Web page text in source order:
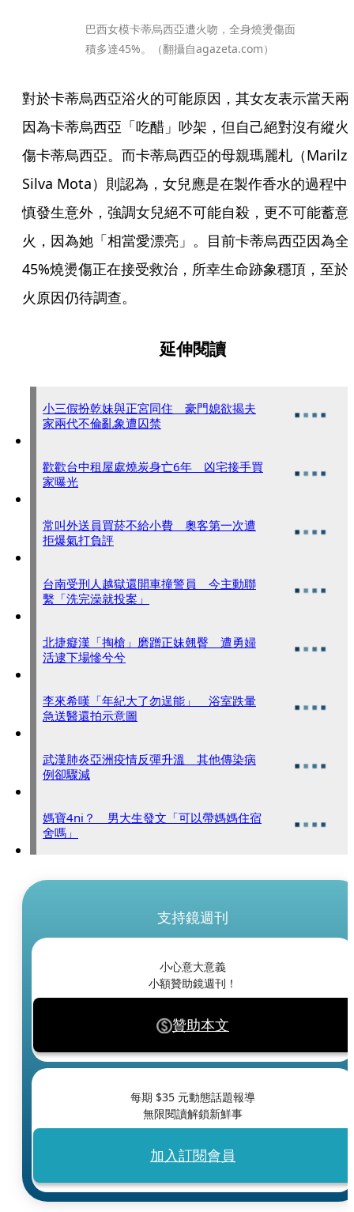
巴西女模卡蒂烏西亞遭火吻，全身燒燙傷面
積多達45%。（翻攝自agazeta.com）
對於卡蒂烏西亞浴火的可能原因，其女友表示當天兩
因為卡蒂烏西亞「吃醋」吵架，但自己絕對沒有縱火
傷卡蒂烏西亞。而卡蒂烏西亞的母親瑪麗札（Marilza
Silva Mota）則認為，女兒應是在製作香水的過程中
慎發生意外，強調女兒絕不可能自殺，更不可能蓄意
火，因為她「相當愛漂亮」。目前卡蒂烏西亞因為全
45%燒燙傷正在接受救治，所幸生命跡象穩頂，至於
火原因仍待調查。
延伸閱讀
小三假扮乾妹與正宮同住 豪門媳欲揭夫
家兩代不倫亂象遭囚禁
歡歡台中租屋處燒炭身亡6年 凶宅接手買
家曝光
常叫外送員買菸不給小費 奧客第一次遭
拒爆氣打負評
台南受刑人越獄還開車撞警員 今主動聯
繫「洗完澡就投案」
北捷癡漢「掏槍」磨蹭正妹翹臀 遭勇婦
活逮下場慘兮兮
李來希嘆「年紀大了勿逞能」 浴室跌暈
急送醫還拍示意圖
武漢肺炎亞洲疫情反彈升溫 其他傳染病
例卻驟減
媽寶4ni？ 男大生發文「可以帶媽媽住宿
舍嗎」
支持鏡週刊
小心意大意義
小額贊助鏡週刊！
贊助本文
每期 $35 元動態話題報導
無限閱讀解鎖新鮮事
加入訂閱會員